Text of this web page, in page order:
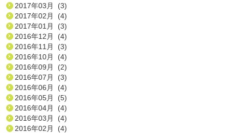
2017年03月 (3)
2017年02月 (4)
2017年01月 (3)
2016年12月 (4)
2016年11月 (3)
2016年10月 (4)
2016年09月 (2)
2016年07月 (3)
2016年06月 (4)
2016年05月 (5)
2016年04月 (4)
2016年03月 (4)
2016年02月 (4)